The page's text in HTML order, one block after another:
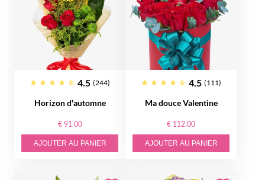
4.5 (244)
Horizon d'automne
€ 91.00
AJOUTER AU PANIER
4.5 (111)
Ma douce Valentine
€ 112.00
AJOUTER AU PANIER